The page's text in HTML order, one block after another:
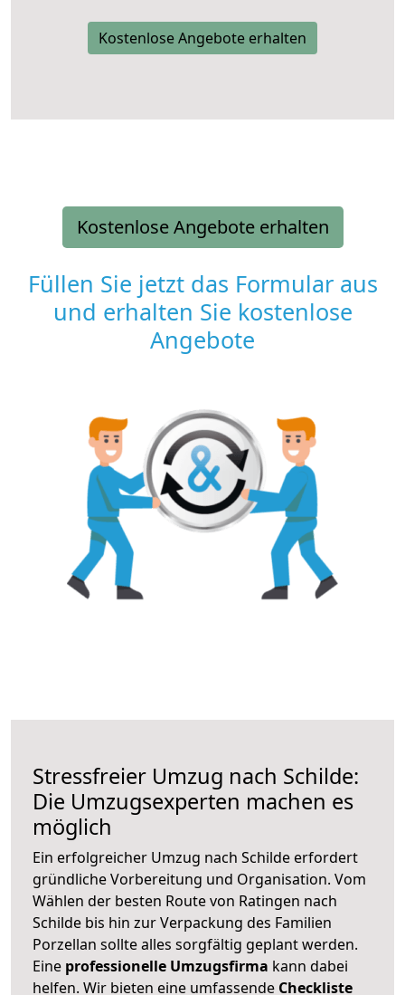
Kostenlose Angebote erhalten
Kostenlose Angebote erhalten
Füllen Sie jetzt das Formular aus
und erhalten Sie kostenlose
Angebote
Stressfreier Umzug nach Schilde:
Die Umzugsexperten machen es
möglich
Ein erfolgreicher Umzug nach Schilde erfordert
gründliche Vorbereitung und Organisation. Vom
Wählen der besten Route von Ratingen nach
Schilde bis hin zur Verpackung des Familien
Porzellan sollte alles sorgfältig geplant werden.
Eine professionelle Umzugsfirma kann dabei
helfen. Wir bieten eine umfassende Checkliste